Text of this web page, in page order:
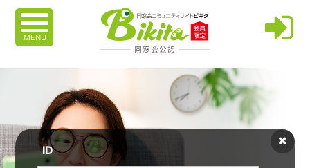
MENU
ID